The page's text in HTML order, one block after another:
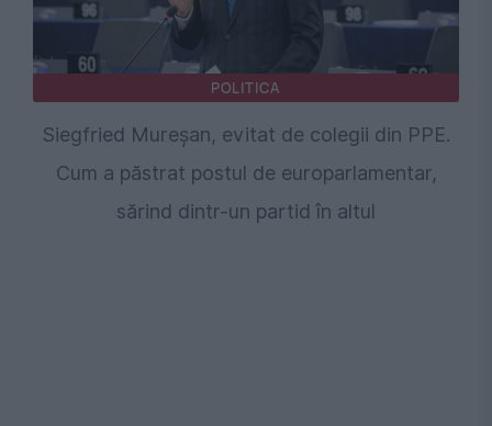
POLITICA
Siegfried Mureșan, evitat de colegii din PPE.
Cum a păstrat postul de europarlamentar,
sărind dintr-un partid în altul